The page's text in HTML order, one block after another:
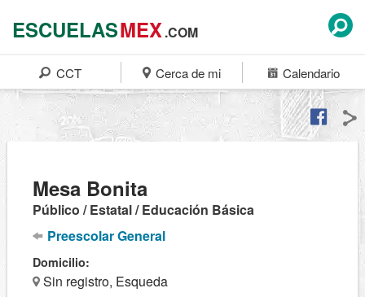
ESCUELASMEX.COM
CCT Cerca de mi Calendario
Mesa Bonita
Público / Estatal / Educación Básica
Preescolar General
Domicilio:
Sin registro, Esqueda